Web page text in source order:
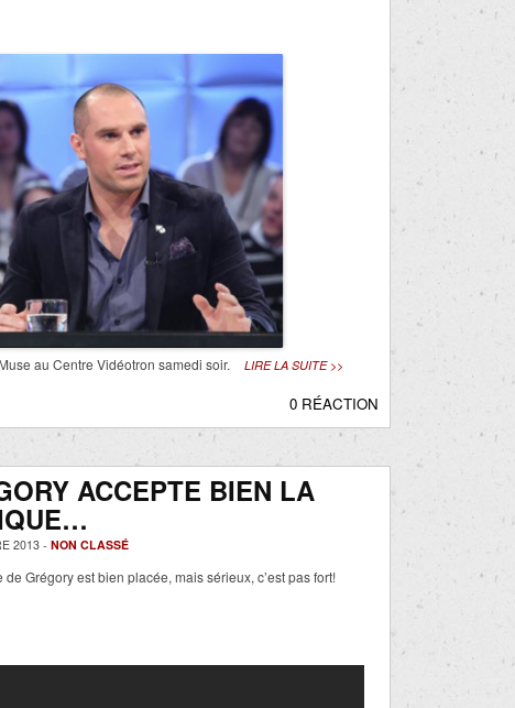
au Centre Vidéotron samedi soir. LIRE LA SUITE >>
0 RÉACTION
ACCEPTE BIEN LA
2013 - NON CLASSÉ
de Grégory est bien placée, mais sérieux, c’est pas fort!